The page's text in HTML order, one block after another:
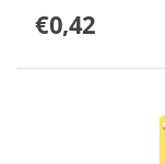
€0,42